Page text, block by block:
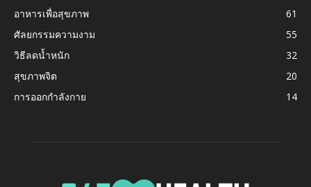
อาหารเพื่อสุขภาพ
61
ศัลยกรรมความงาม
55
วิธีลดน้ำหนัก
32
สุขภาพจิต
20
การออกกำลังกาย
14